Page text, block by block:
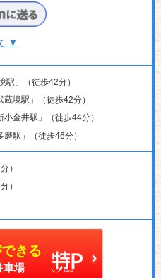
▼
駅」（徒歩42分）
境駅」（徒歩42分）
金井駅」（徒歩44分）
駅」（徒歩46分）
）
）
きる
車場